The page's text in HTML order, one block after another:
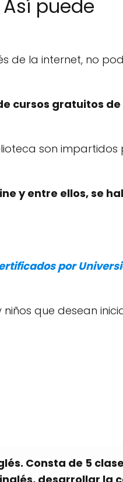
puede
de la internet, no
cursos gratuitos de
son impartidos
y entre ellos, se
por
que desean
Consta de 5